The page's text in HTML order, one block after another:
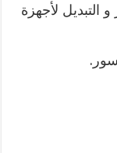
التبديل لأجهزة